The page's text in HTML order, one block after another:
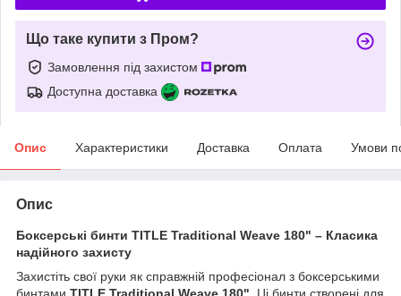
Що таке купити з Пром?
Замовлення під захистом
Доступна доставка
Опис Характеристики Доставка Оплата Умови
Опис
Боксерські бинти TITLE Traditional Weave 180" – Класика
надійного захисту
Захистіть свої руки як справжній професіонал з боксерськими
бинтами TITLE Traditional Weave 180" . Ці бинти створені для